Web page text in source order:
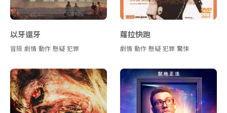
以牙還牙
冒險 劇情 動作 懸疑 犯罪
蘿拉快跑
劇情 動作 懸疑 犯罪 驚悚